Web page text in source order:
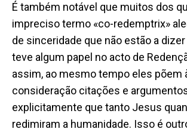
É também notável que muitos dos
impreciso termo «co-redemptrix»
de sinceridade que não estão a dizer
teve algum papel no acto de
assim, ao mesmo tempo eles põem
consideração citações e
explicitamente que tanto Jesus
redimiram a humanidade. Isso é